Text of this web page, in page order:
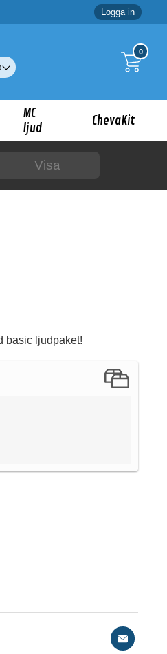
Logga in
0
MC
ljud
ChevaKit
Visa
79 kr
basic ljudpaket!